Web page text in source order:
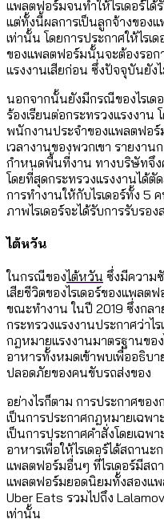
แพลตฟอร์มจนทำให้ไรเดอร์ไ
แต่ทั้งนี้ผลการเป็นลูกจ้างของ
เท่านั้น โดยการประกาศให้ไรเ
ของแพลตฟอร์มนั้นจะต้องรอก
แรงงานเสียก่อน ซึ่งปัจจุบันยั
นอกจากนั้นยังมีกรณีของไรเด
ร้องเรียนต่อกระทรวงแรงงาน
พนักงานประจำของแพลตฟอร์
เวลางานของพวกเขา รายงา
กำหนดพื้นที่งาน ทางบริษัทจึง
โดยที่สุดกระทรวงแรงงานได้
การทำงานให้กับไรเดอร์ทั้ง 5
ภาพไรเดอร์จะได้รับการรับรอ
ไต้หวัน
ในกรณีของไต้หวัน ซึ่งมีความ
เสียชีวิตของไรเดอร์ของแพลต
ขณะทำงาน ในปี 2019 ซึ่งกลา
กระทรวงแรงงานประกาศว่าไ
กฎหมายแรงงานมาตรฐานขอ
อาหารทั้งหมดเข้าพบเพื่ออธิบ
ปลอดภัยของคนขับรถส่งของ
อย่างไรก็ตาม การประกาศขอ
เป็นการประกาศกฎหมายเฉพา
เป็นการประกาศคำสั่งโดยเฉพ
อาหารเพื่อให้ไรเดอร์ได้สถาน
แพลตฟอร์มอื่นๆ ที่ไรเดอร์มีสถ
แพลตฟอร์มยอดนิยมทั้งสองแ
Uber Eats รวมไปถึง
เท่านั้น